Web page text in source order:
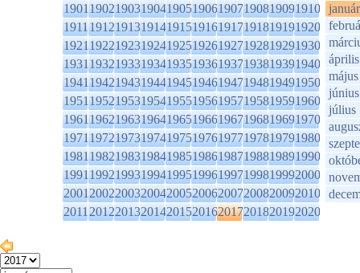
1901190219031904190519061907190819091910
1911191219131914191519161917191819191920
1921192219231924192519261927192819291930
1931193219331934193519361937193819391940
1941194219431944194519461947194819491950
1951195219531954195519561957195819591960
1961196219631964196519661967196819691970
1971197219731974197519761977197819791980
1981198219831984198519861987198819891990
1991199219931994199519961997199819992000
2001200220032004200520062007200820092010
2011201220132014201520162017201820192020
január
április
május
június
július